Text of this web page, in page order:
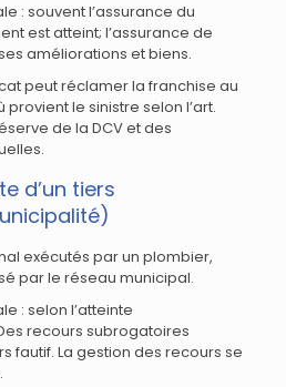
: souvent l’assurance du
est atteint; l’assurance de
améliorations et biens.
peut réclamer la franchise au
le sinistre selon l’art.
de la DCV et des
d’un tiers
exécutés par un plombier,
par le réseau municipal.
: selon l’atteinte
recours subrogatoires
fautif. La gestion des recours se